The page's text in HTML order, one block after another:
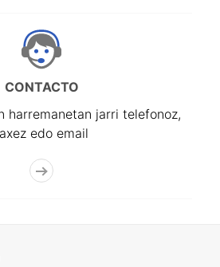
CONTACTO
harremanetan jarri telefonoz,
edo email